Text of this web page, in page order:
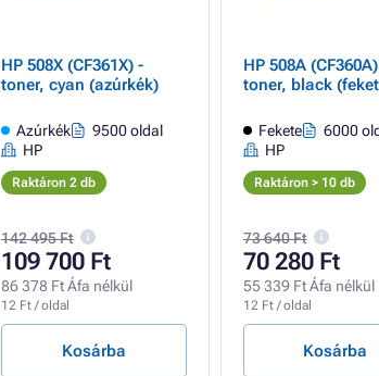
HP 508X (CF361X) -
toner, cyan (azúrkék)
Azúrkék
9500 oldal
HP
Raktáron 2 db
142 495 Ft
109 700 Ft
86 378 Ft Áfa nélkül
12 Ft / oldal
Kosárba
HP 508A
toner, black
Fekete
6000
HP
Raktáron > 10 db
73 640 Ft
70 280 Ft
55 339 Ft Áfa nélkül
12 Ft / oldal
Kosárba